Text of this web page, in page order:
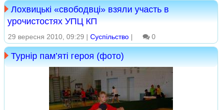
Лохвицькі «свободвці» взяли участь в
урочистостях УПЦ КП
29 вересня 2010, 09:29 | Суспільство | 0
Турнір пам’яті героя (фото)